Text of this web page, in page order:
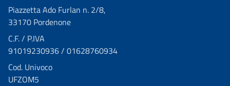
Piazzetta Ado Furlan n. 2/8,
33170 Pordenone
C.F. / P.IVA
91019230936 / 01628760934
Cod. Univoco
UFZOM5